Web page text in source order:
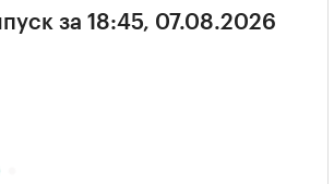
за 18:45, 07.08.2026